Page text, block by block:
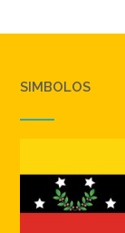
SIMBOLOS